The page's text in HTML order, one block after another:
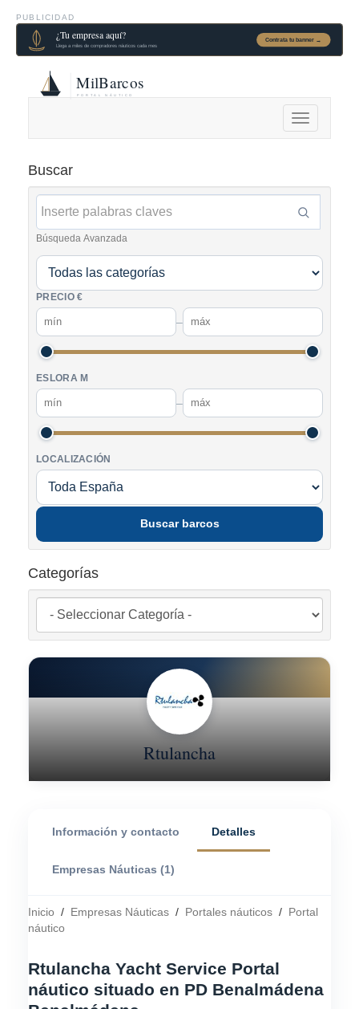
PUBLICIDAD
Alternar
navegación
Buscar
Búsqueda Avanzada
PRECIO €
–
ESLORA M
–
LOCALIZACIÓN
Buscar barcos
Categorías
Rtulancha
Información y contacto Detalles
Empresas Náuticas (1)
Inicio / Empresas Náuticas / Portales náuticos / Portal
náutico
Rtulancha Yacht Service Portal
náutico situado en PD Benalmádena